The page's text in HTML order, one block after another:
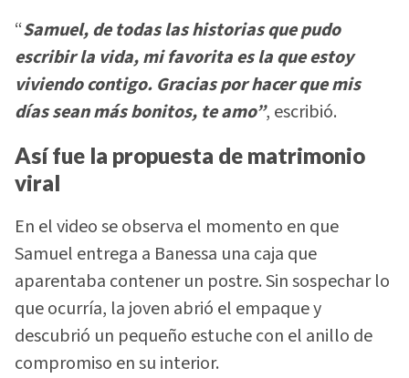
“Samuel, de todas las historias que pudo
escribir la vida, mi favorita es la que estoy
viviendo contigo. Gracias por hacer que mis
días sean más bonitos, te amo”, escribió.
Así fue la propuesta de matrimonio
viral
En el video se observa el momento en que
Samuel entrega a Banessa una caja que
aparentaba contener un postre. Sin sospechar lo
que ocurría, la joven abrió el empaque y
descubrió un pequeño estuche con el anillo de
compromiso en su interior.